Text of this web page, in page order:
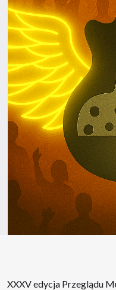
XXXV edycja Przeglądu